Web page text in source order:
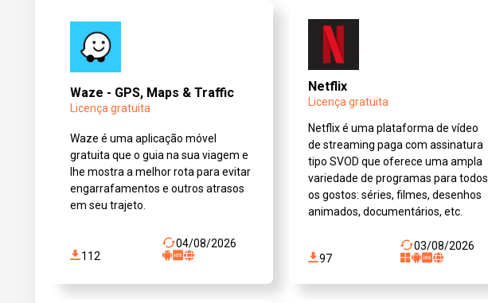
Waze - GPS, Maps & Traffic
Licença gratuita
Waze é uma aplicação móvel
gratuita que o guia na sua viagem e
lhe mostra a melhor rota para evitar
engarrafamentos e outros atrasos
em seu trajeto.
04/08/2026
112
Netflix
Licença gratuita
Netflix é uma plataforma de vídeo
de streaming paga com assinatura
tipo SVOD que oferece uma ampla
variedade de programas para todos
os gostos: séries, filmes, desenhos
animados, documentários, etc.
03/08/2026
97